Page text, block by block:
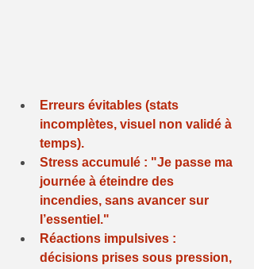
Erreurs évitables (stats
incomplètes, visuel non validé à
temps).
Stress accumulé : "Je passe ma
journée à éteindre des
incendies, sans avancer sur
l’essentiel."
Réactions impulsives :
décisions prises sous pression,